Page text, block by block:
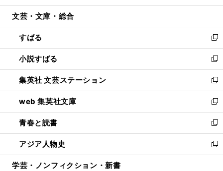
開
ウ
開
く
ン
ウ
で
開
く
ウ
ン
ド
ウ
で
開
く
文芸・文庫・総合
すばる
新
し
い
ウ
ィ
ン
ド
ウ
で
開
く
小説すばる
新
し
い
ウ
ィ
ン
ド
ウ
で
開
集英社 文芸ステーション
新
し
い
ウ
ィ
ン
ド
ウ
web 集英社文庫
新
し
い
ウ
ィ
ン
青春と読書
新
し
い
ウ
アジア人物史
新
し
学芸・ノンフィクション・新書